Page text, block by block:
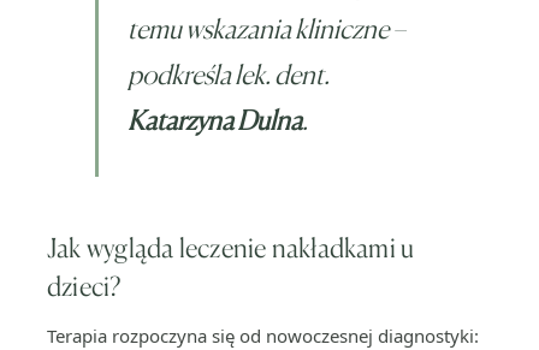
temu wskazania kliniczne–
podkreśla lek. dent.
Katarzyna Dulna.
Jak wygląda leczenie nakładkami u
dzieci?
Terapia rozpoczyna się od nowoczesnej diagnostyki: